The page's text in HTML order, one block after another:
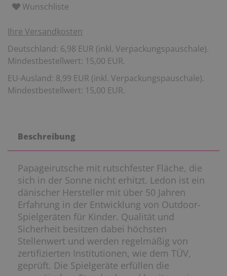
Wunschliste
Ihre Versandkosten
Deutschland: 6,98 EUR (inkl. Verpackungspauschale).
Mindestbestellwert: 15,00 EUR.
EU-Ausland: 8,99 EUR (inkl. Verpackungspauschale).
Mindestbestellwert: 15,00 EUR.
Beschreibung
Papageirutsche mit rutschfester Fläche, die
sich in der Sonne nicht erhitzt. Ledon ist ein
dänischer Hersteller mit über 50 Jahren
Erfahrung in der Entwicklung von Outdoor-
Spielgeräten für Kinder. Qualität und
Sicherheit besitzen dabei höchsten
Stellenwert und werden regelmäßig von
zertifizierten Institutionen, wie dem TÜV,
geprüft. Die Spielgeräte erfüllen die